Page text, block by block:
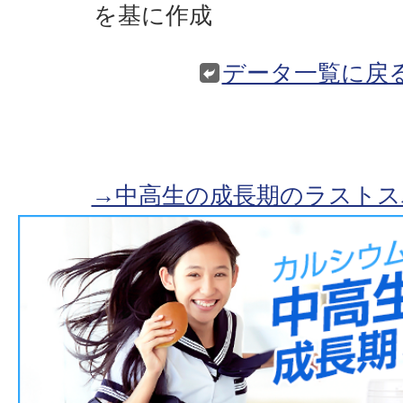
を基に作成
データ一覧に戻
→中高生の成長期のラスト